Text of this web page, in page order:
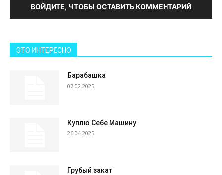
ВОЙДИТЕ, ЧТОБЫ ОСТАВИТЬ КОММЕНТАРИЙ
ЭТО ИНТЕРЕСНО
Барабашка
07.02.2025
Куплю Себе Машину
26.04.2025
Грубый закат